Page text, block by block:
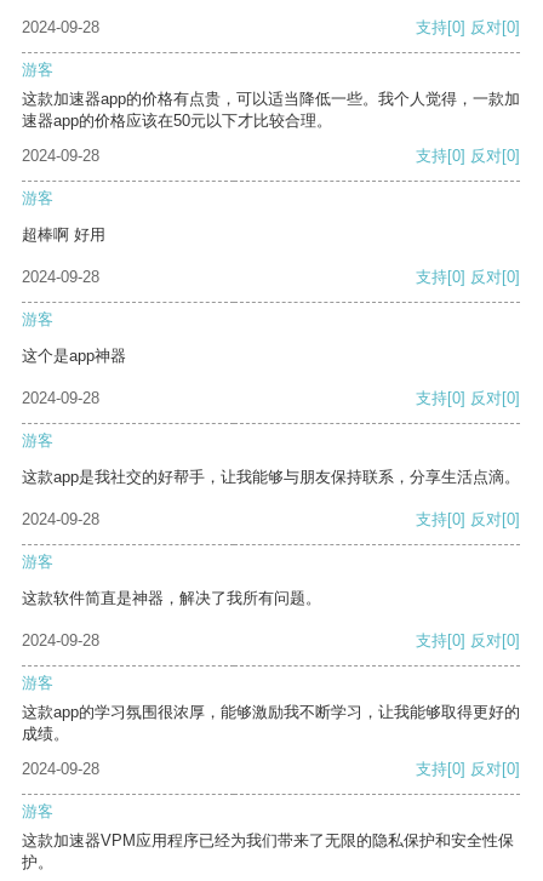
2024-09-28 支持[0] 反对[0]
游客
这款加速器app的价格有点贵，可以适当降低一些。我个人觉得，一款加
速器app的价格应该在50元以下才比较合理。
2024-09-28
支持[0] 反对[0]
游客
超棒啊 好用
2024-09-28 支持[0] 反对[0]
游客
这个是app神器
2024-09-28 支持[0] 反对[0]
游客
这款app是我社交的好帮手，让我能够与朋友保持联系，分享生活点滴。
2024-09-28 支持[0] 反对[0]
游客
这款软件简直是神器，解决了我所有问题。
2024-09-28 支持[0] 反对[0]
游客
这款app的学习氛围很浓厚，能够激励我不断学习，让我能够取得更好的
成绩。
2024-09-28
支持[0] 反对[0]
游客
这款加速器VPM应用程序已经为我们带来了无限的隐私保护和安全性保
护。